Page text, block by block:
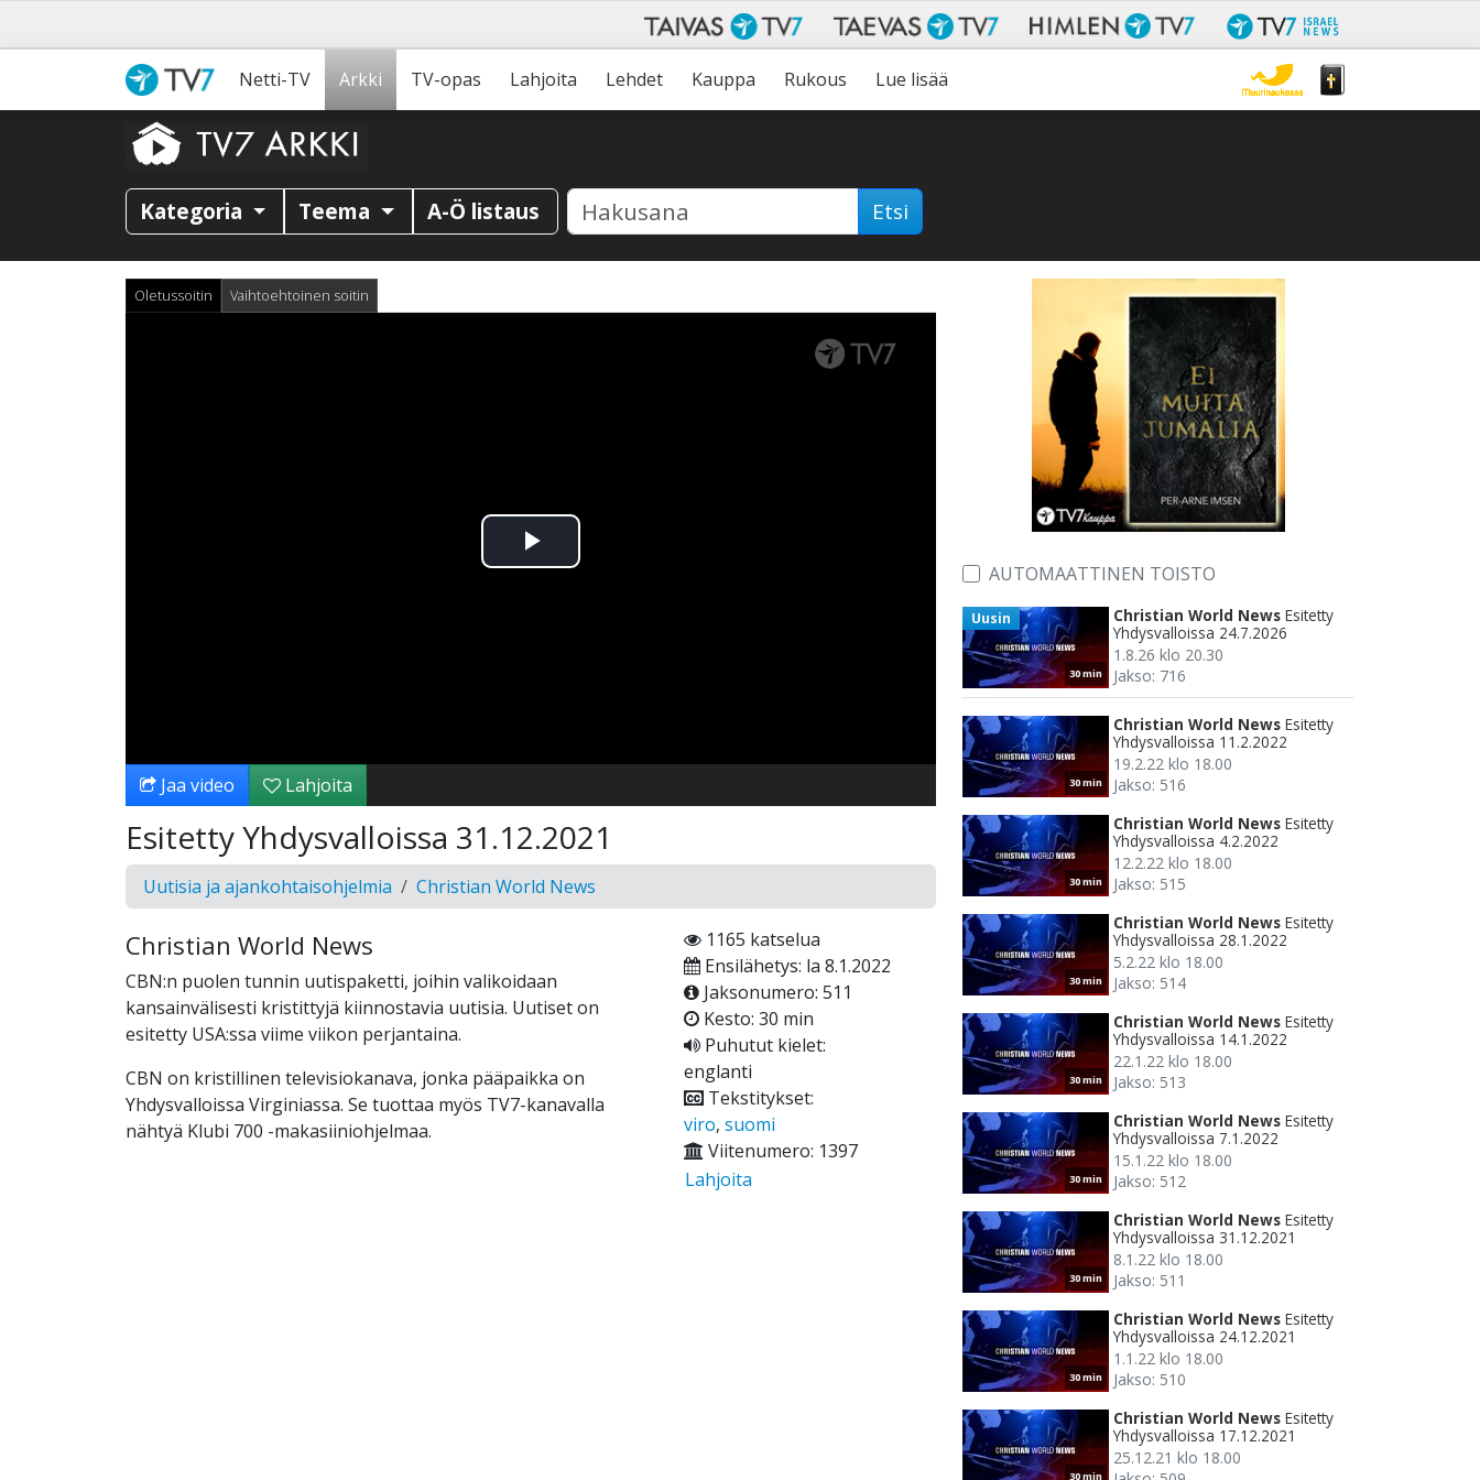
Netti-TV Arkki TV-opas Lahjoita Lehdet Kauppa Rukous Lue lisää
Kategoria Teema A-Ö listaus Etsi
Oletussoitin Vaihtoehtoinen soitin
Toista
Jaa video Lahjoita
Esitetty Yhdysvalloissa 31.12.2021
Uutisia ja ajankohtaisohjelmia Christian World News
Christian World News
CBN:n puolen tunnin uutispaketti, joihin valikoidaan
kansainvälisesti kristittyjä kiinnostavia uutisia. Uutiset on
esitetty USA:ssa viime viikon perjantaina.
CBN on kristillinen televisiokanava, jonka pääpaikka on
Yhdysvalloissa Virginiassa. Se tuottaa myös TV7-kanavalla
nähtyä Klubi 700 -makasiiniohjelmaa.
1165 katselua
Ensilähetys: la 8.1.2022
Jaksonumero: 511
Kesto: 30 min
Puhutut kielet:
englanti
Tekstitykset:
viro, suomi
Viitenumero: 1397
Lahjoita
AUTOMAATTINEN TOISTO
30 min
Uusin Christian World News Esitetty
Yhdysvalloissa 24.7.2026
1.8.26 klo 20.30
Jakso: 716
30 min
Christian World News Esitetty
Yhdysvalloissa 11.2.2022
19.2.22 klo 18.00
Jakso: 516
30 min
Christian World News Esitetty
Yhdysvalloissa 4.2.2022
12.2.22 klo 18.00
Jakso: 515
30 min
Christian World News Esitetty
Yhdysvalloissa 28.1.2022
5.2.22 klo 18.00
Jakso: 514
30 min
Christian World News Esitetty
Yhdysvalloissa 14.1.2022
22.1.22 klo 18.00
Jakso: 513
30 min
Christian World News Esitetty
Yhdysvalloissa 7.1.2022
15.1.22 klo 18.00
Jakso: 512
30 min
Christian World News Esitetty
Yhdysvalloissa 31.12.2021
8.1.22 klo 18.00
Jakso: 511
30 min
Christian World News Esitetty
Yhdysvalloissa 24.12.2021
1.1.22 klo 18.00
Jakso: 510
30 min
Christian World News Esitetty
Yhdysvalloissa 17.12.2021
25.12.21 klo 18.00